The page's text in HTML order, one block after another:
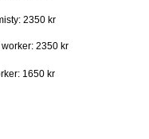
2350 kr
2350 kr
1650 kr